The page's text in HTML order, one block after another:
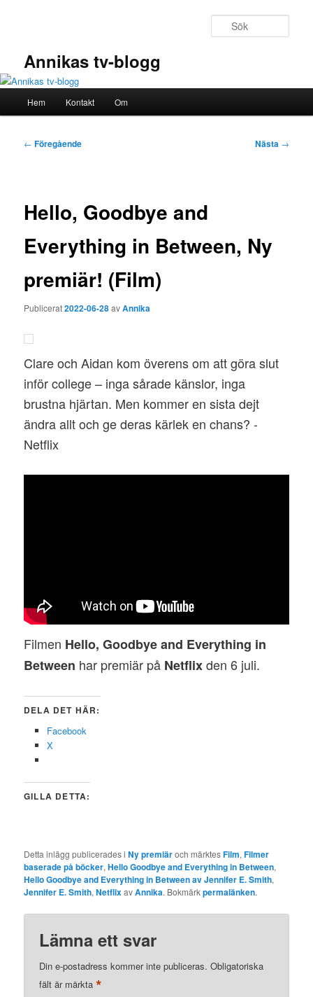
Annikas tv-blogg
Hem Kontakt Om
Inläggsnavigering
← Föregående Nästa →
Hello, Goodbye and
Everything in Between, Ny
premiär! (Film)
Publicerat2022-06-28avAnnika
Clare och Aidan kom överens om att göra slut
inför college – inga sårade känslor, inga
brustna hjärtan. Men kommer en sista dejt
ändra allt och ge deras kärlek en chans? -
Netflix
Filmen Hello, Goodbye and Everything in
Between har premiär på Netflixden 6 juli.
DELA DET HÄR:
Facebook
X
GILLA DETTA:
Detta inlägg publicerades iNy premiäroch märktesFilm,Filmer
baserade på böcker,Hello Goodbye and Everything in Between,
Hello Goodbye and Everything in Between av Jennifer E. Smith,
Jennifer E. Smith,NetflixavAnnika. Bokmärkpermalänken.
Lämna ett svar
Din e-postadress kommer inte publiceras. Obligatoriska
fält är märkta*